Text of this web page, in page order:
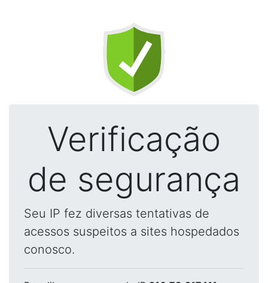
Verificação
de segurança
Seu IP fez diversas tentativas de
acessos suspeitos a sites hospedados
conosco.